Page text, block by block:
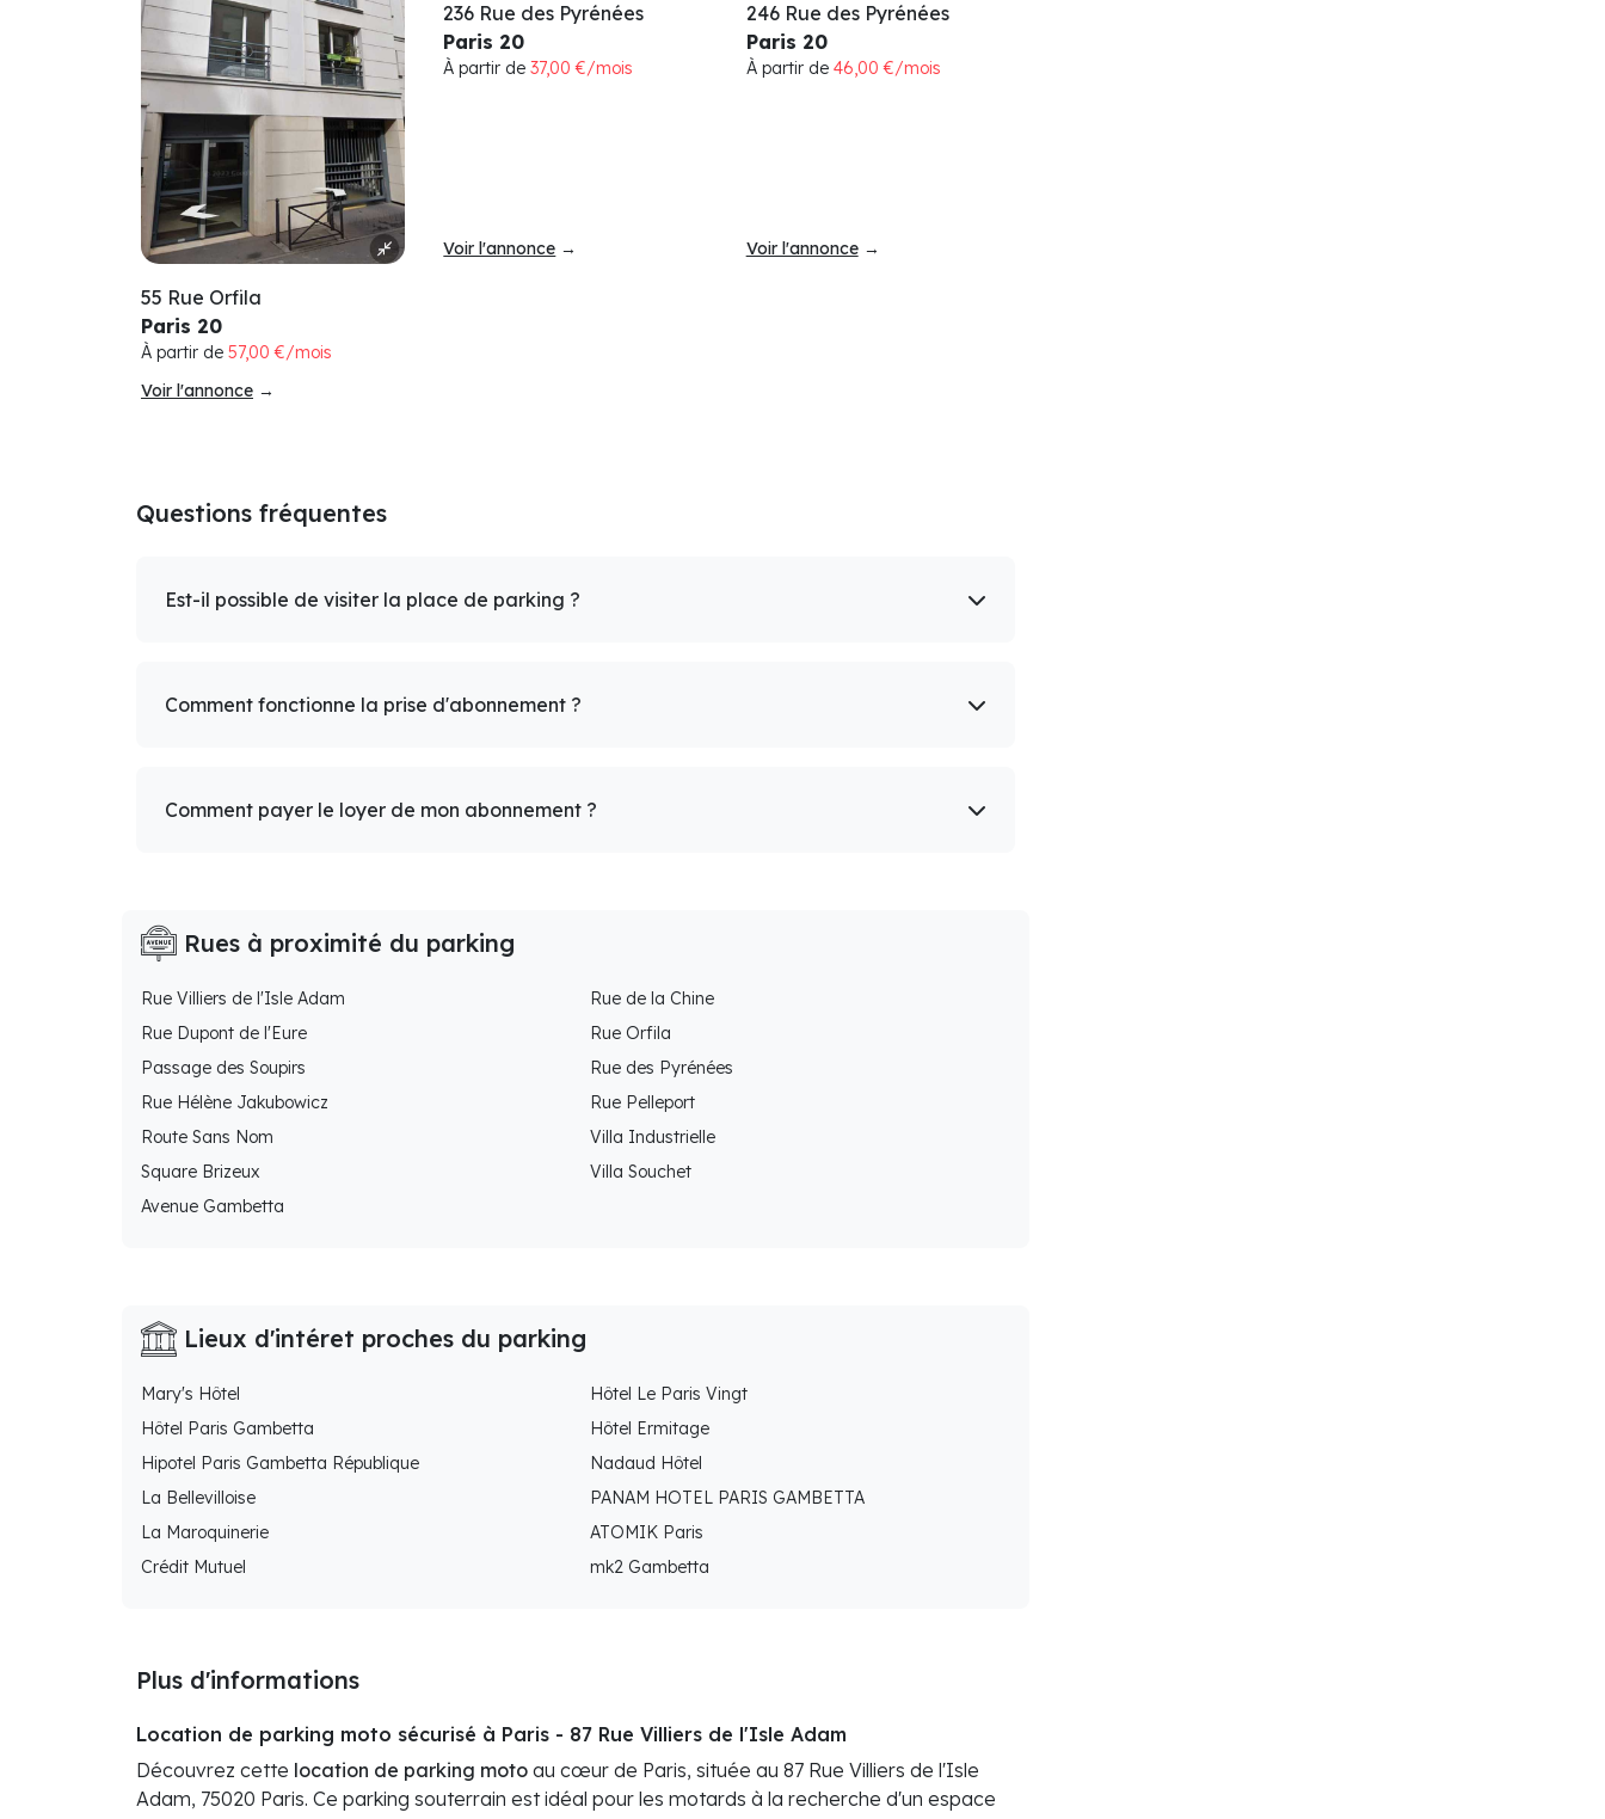
55 Rue Orfila
Paris 20
À partir de 57,00 €/mois
Voir l'annonce →
236 Rue des Pyrénées
Paris 20
À partir de37,00 €/mois
Voir l'annonce →
246 Rue des Pyrénées
Paris 20
À partir de 46,00 €/mois
Voir l'annonce→
Questions fréquentes
Est-il possible de visiter la place de parking ?
Comment fonctionne la prise d'abonnement ?
Comment payer le loyer de mon abonnement ?
Rues à proximité du parking
Rue Villiers de l'Isle Adam
Rue de la Chine
Rue Dupont de l'Eure
Rue Orfila
Passage des Soupirs
Rue des Pyrénées
Rue Hélène Jakubowicz
Rue Pelleport
Route Sans Nom
Villa Industrielle
Square Brizeux
Villa Souchet
Avenue Gambetta
Lieux d'intéret proches du parking
Mary's Hôtel
Hôtel Le Paris Vingt
Hôtel Paris Gambetta
Hôtel Ermitage
Hipotel Paris Gambetta République
Nadaud Hôtel
La Bellevilloise
PANAM HOTEL PARIS GAMBETTA
La Maroquinerie
ATOMIK Paris
Crédit Mutuel
mk2 Gambetta
Plus d'informations
Location de parking moto sécurisé à Paris - 87 Rue Villiers de l'Isle Adam
Découvrez cette location de parking moto au cœur de Paris, située au 87 Rue Villiers de l'Isle
Adam, 75020 Paris. Ce parking souterrain est idéal pour les motards à la recherche d'un espace